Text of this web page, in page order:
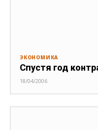
ЭКОНОМИКА
Спустя год
18/04/2006